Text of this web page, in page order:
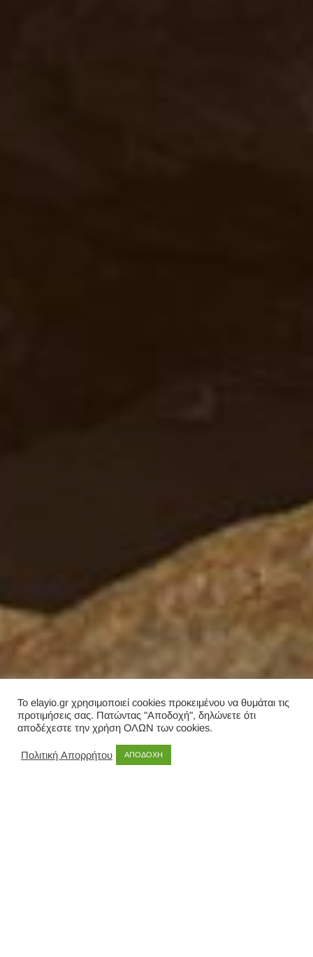
Το elayio.gr χρησιμοποιεί cookies προκειμένου να θυμάται τις
προτιμήσεις σας. Πατώντας "Αποδοχή", δηλώνετε ότι
αποδέχεστε την χρήση ΟΛΩΝ των cookies.
Πολιτική Απορρήτου ΑΠΟΔΟΧΗ